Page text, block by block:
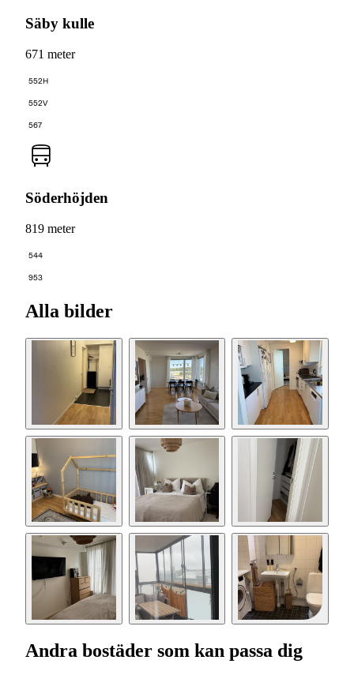
Säby kulle
671 meter
552H
552V
567
Söderhöjden
819 meter
544
953
Alla bilder
Andra bostäder som kan passa dig